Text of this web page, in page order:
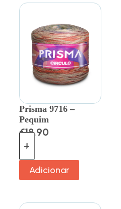
Prisma 9716 –
Pequim
€18.90
Adicionar